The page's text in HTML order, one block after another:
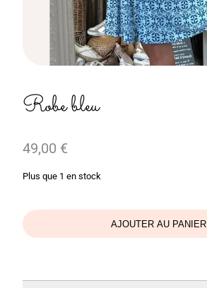
Robe bleu
49,00 €
Plus que 1 en stock
AJOUTER AU PANIER